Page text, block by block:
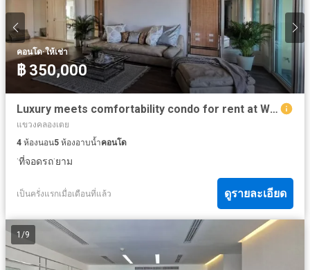
คอนโด·ให้เช่า
฿ 350,000
Luxury meets comfortability condo for rent at Wilshire Condominium Sukhumvit 22
แขวงคลองเตย
4 ห้องนอน5 ห้องอาบน้ำคอนโด
·ที่จอดรถ·ยาม
เป็นครั่งแรกเมื่อเดือนที่แล้ว ดูรายละเอียด
1 /9